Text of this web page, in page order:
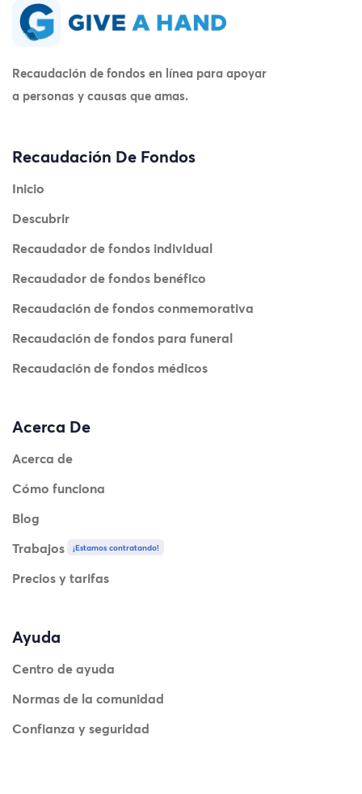
Recaudación de fondos en línea para apoyar
a personas y causas que amas.
Recaudación De Fondos
Inicio
Descubrir
Recaudador de fondos individual
Recaudador de fondos benéfico
Recaudación de fondos conmemorativa
Recaudación de fondos para funeral
Recaudación de fondos médicos
Acerca De
Acerca de
Cómo funciona
Blog
Trabajos
¡Estamos contratando!
Precios y tarifas
Ayuda
Centro de ayuda
Normas de la comunidad
Confianza y seguridad